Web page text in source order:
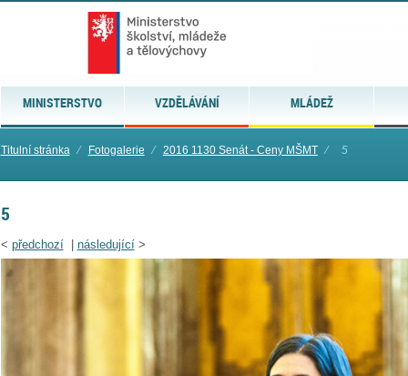
MINISTERSTVO VZDĚLÁVÁNÍ MLÁDEŽ
Titulní stránka ⁄ Fotogalerie ⁄ 2016 1130 Senát - Ceny MŠMT ⁄ 5
5
< předchozí| následující>